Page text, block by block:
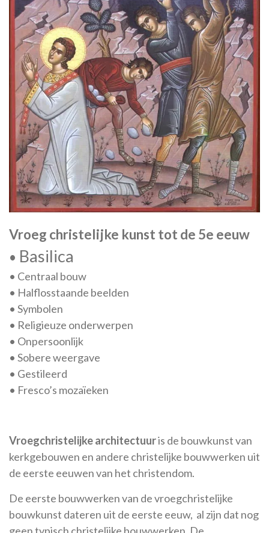
Vroeg christelijke kunst tot de 5e eeuw
• Basilica
• Centraal bouw
• Halflosstaande beelden
• Symbolen
• Religieuze onderwerpen
• Onpersoonlijk
• Sobere weergave
• Gestileerd
• Fresco’s mozaïeken
Vroegchristelijke architectuuris de bouwkunst van
kerkgebouwen en andere christelijke bouwwerken uit
de eerste eeuwen van het christendom.
De eerste bouwwerken van de vroegchristelijke
bouwkunst dateren uit de eerste eeuw, al zijn dat nog